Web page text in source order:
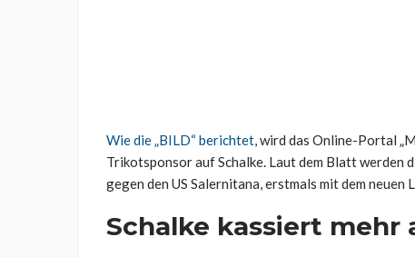
Wie die „BILD“ berichtet, wird das Online-Portal
Trikotsponsor auf Schalke. Laut dem Blatt werden
gegen den US Salernitana, erstmals mit dem
Schalke kassiert mehr